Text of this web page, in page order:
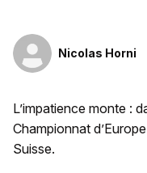
Nicolas Horni
L’impatience monte :
Championnat
Suisse.